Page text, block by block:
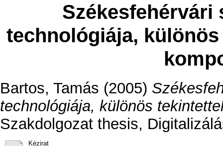
Székesfehérvári
technológiája,
Bartos, Tamás (2005)
technológiája, különös
Szakdolgozat thesis,
Kézirat